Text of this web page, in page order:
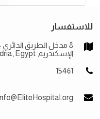
للاستفسار
8 مدخل الطريق
الإسكندرية, Alexandria, Egypt
15461